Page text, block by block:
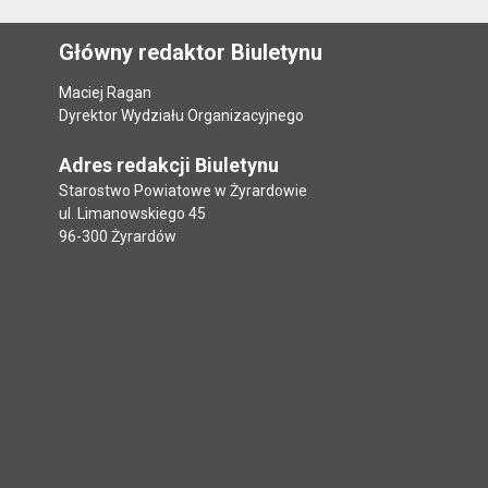
Główny redaktor Biuletynu
Maciej Ragan
Dyrektor Wydziału Organizacyjnego
Adres redakcji Biuletynu
Starostwo Powiatowe w Żyrardowie
ul. Limanowskiego 45
96-300 Żyrardów